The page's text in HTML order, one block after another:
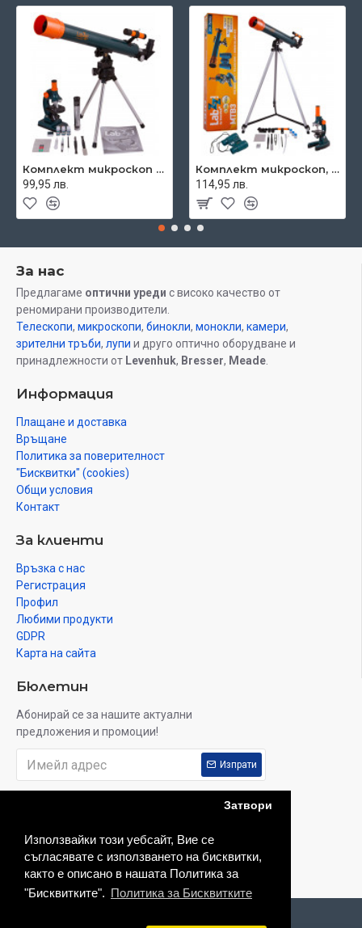
Използвайки този уебсайт, Вие се
съгласявате с използването на бисквитки,
както е описано в нашата Политика за
"Бисквитките". Политика за Бисквитките
Затвори
Комплект микроскоп и телескоп Levenhuk LabZZ MT2
99,95 лв.
Комплект микроскоп, телескоп и бинокъл Levenhuk LabZZ MTB3
114,95 лв.
За нас
Предлагаме оптични уреди с високо качество от
реномирани производители.
Телескопи, микроскопи, бинокли, монокли, камери,
зрителни тръби, лупи и друго оптично оборудване и
принадлежности от Levenhuk, Bresser, Meade
Информация
Плащане и доставка
Връщане
Политика за поверителност
"Бисквитки" (cookies)
Общи условия
Контакт
За клиенти
Връзка с нас
Регистрация
Профил
Любими продукти
GDPR
Карта на сайта
Бюлетин
Абонирай се за нашите актуални
предложения и промоции!
Изпрати
Политика за поверителност
ФИЛТЪР